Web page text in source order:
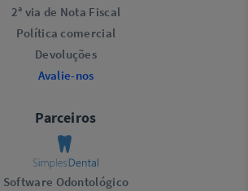
2ª via de Nota Fiscal
Política comercial
Devoluções
Avalie-nos
Parceiros
Software Odontológico